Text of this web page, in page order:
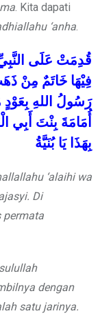
. Kita dapati
‘anha.
قُدِمَتْ عَلَى
فِيْهَا خَاتَمٌ مِنْ
رَسُولُ اللهِ
أُمَامَةَ بِنْتَ أَبِي
بِهَذَا يَا بُنَيَّةُ
‘alaihi wa
Di
permata
dengan
satu jarinya.